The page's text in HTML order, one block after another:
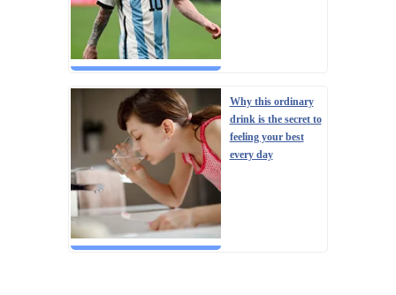
Why this ordinary
drink is the secret to
feeling your best
every day